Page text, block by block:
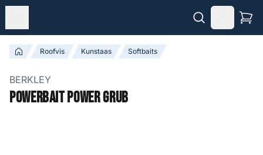
Roofvis Kunstaas Softbaits
BERKLEY
Powerbait Power Grub